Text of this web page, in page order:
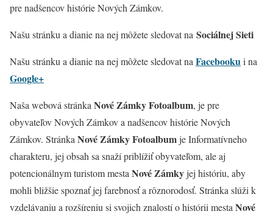
pre nadšencov histórie Nových Zámkov.
Našu stránku a dianie na nej môžete sledovat na Sociálnej Sieti
Našu stránku a dianie na nej môžete sledovat na Facebookui na
Google+
Naša webová stránka Nové Zámky Fotoalbum, je pre
obyvateľov Nových Zámkov a nadšencov histórie Nových
Zámkov. Stránka Nové Zámky Fotoalbumje Informatívneho
charakteru, jej obsah sa snaží priblížiť obyvateľom, ale aj
potencionálnym turistom mesta Nové Zámkyjej históriu, aby
mohli bližšie spoznať jej farebnosť a rôznorodosť. Stránka slúži k
vzdelávaniu a rozšíreniu si svojich znalostí o histórii mesta Nové